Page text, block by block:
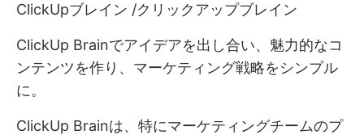
ClickUpブレイン /クリックアップブレイン
ClickUp Brainでアイデアを出し合い、魅力的なコ
ンテンツを作り、マーケティング戦略をシンプル
に。
ClickUp Brainは、特にマーケティングチームのプ